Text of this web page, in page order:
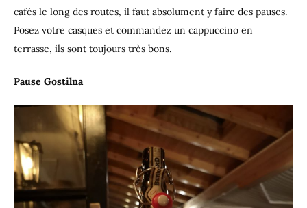
cafés le long des routes, il faut absolument y faire des pauses.
Posez votre casques et commandez un cappuccino en
terrasse, ils sont toujours très bons.
Pause Gostilna